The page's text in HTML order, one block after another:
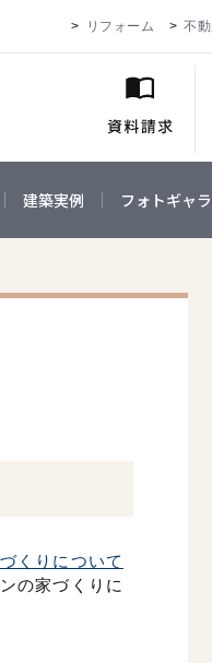
リフォーム 不
建築実例 フォトギャ
くりについて
の家づくりに